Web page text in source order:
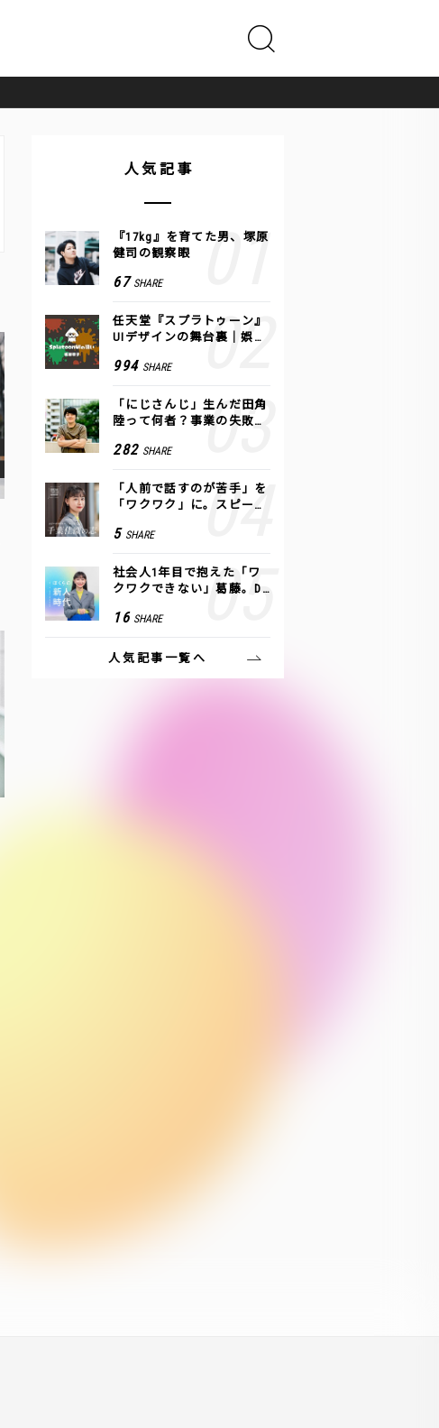
人気記事
『17kg』を育てた男、塚原
健司の観察眼
67 SHARE
任天堂『スプラトゥーン』
UIデザインの舞台裏｜娯楽
994 SHARE
「にじさんじ」生んだ田角
陸って何者？事業の失敗
COLOR
282 SHARE
「人前で話すのが苦手」を
「ワクワク」に。スピーチ
方トレーニング」に込めた
5 SHARE
社会人1年目で抱えた「ワ
クワクできない」葛藤。De
つけた、私の生きる道
16 SHARE
人気記事一覧へ